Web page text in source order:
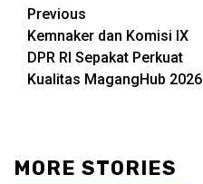
Continue
Reading
Previous
Kemnaker dan Komisi IX
DPR RI Sepakat Perkuat
Kualitas MagangHub 2026
MORE STORIES